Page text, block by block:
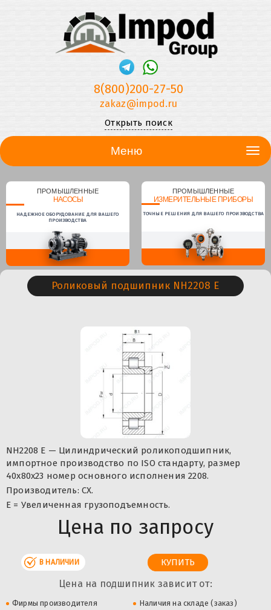
8(800)200-27-50
zakaz@impod.ru
Открыть поиск
Меню
ПРОМЫШЛЕННЫЕ
НАСОСЫ
НАДЕЖНОЕ ОБОРУДОВАНИЕ ДЛЯ ВАШЕГО
ПРОИЗВОДСТВА
ПРОМЫШЛЕННЫЕ
ИЗМЕРИТЕЛЬНЫЕ ПРИБОРЫ
ТОЧНЫЕ РЕШЕНИЯ ДЛЯ ВАШЕГО ПРОИЗВОДСТВА
Роликовый подшипник NH2208 E
NH2208 E — Цилиндрический роликоподшипник,
импортное производство по ISO стандарту, размер
40x80x23 номер основного исполнения 2208.
Производитель: CX.
Е = Увеличенная грузоподъемность.
Цена по запросу
В НАЛИЧИИ
Цена на подшипник зависит от:
Фирмы производителя
Наличия на складе (заказ)